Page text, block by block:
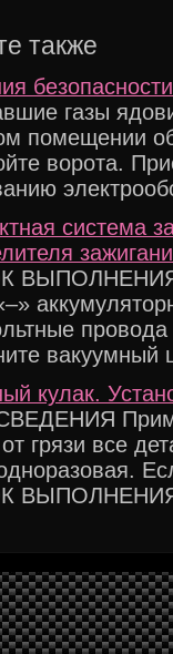
также
безопасности
газы
помещении
ворота.
система
ВЫПОЛНЕНИЯ
вакуумный
кулак.
от грязи все